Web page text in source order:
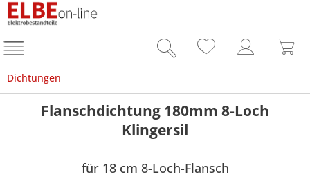
Dichtungen
Flanschdichtung 180mm 8-Loch
Klingersil
für 18 cm 8-Loch-Flansch